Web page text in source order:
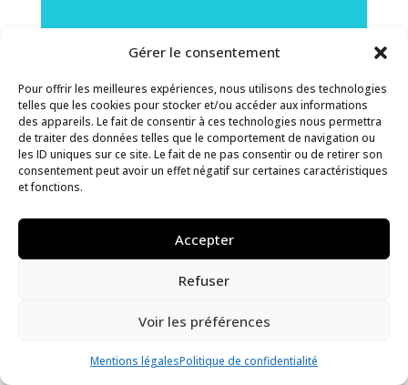
Gérer le consentement
Pour offrir les meilleures expériences, nous utilisons des technologies
telles que les cookies pour stocker et/ou accéder aux informations
des appareils. Le fait de consentir à ces technologies nous permettra
de traiter des données telles que le comportement de navigation ou
les ID uniques sur ce site. Le fait de ne pas consentir ou de retirer son
consentement peut avoir un effet négatif sur certaines caractéristiques
et fonctions.
Accepter
Refuser
Voir les préférences
Mentions légalesPolitique de confidentialité